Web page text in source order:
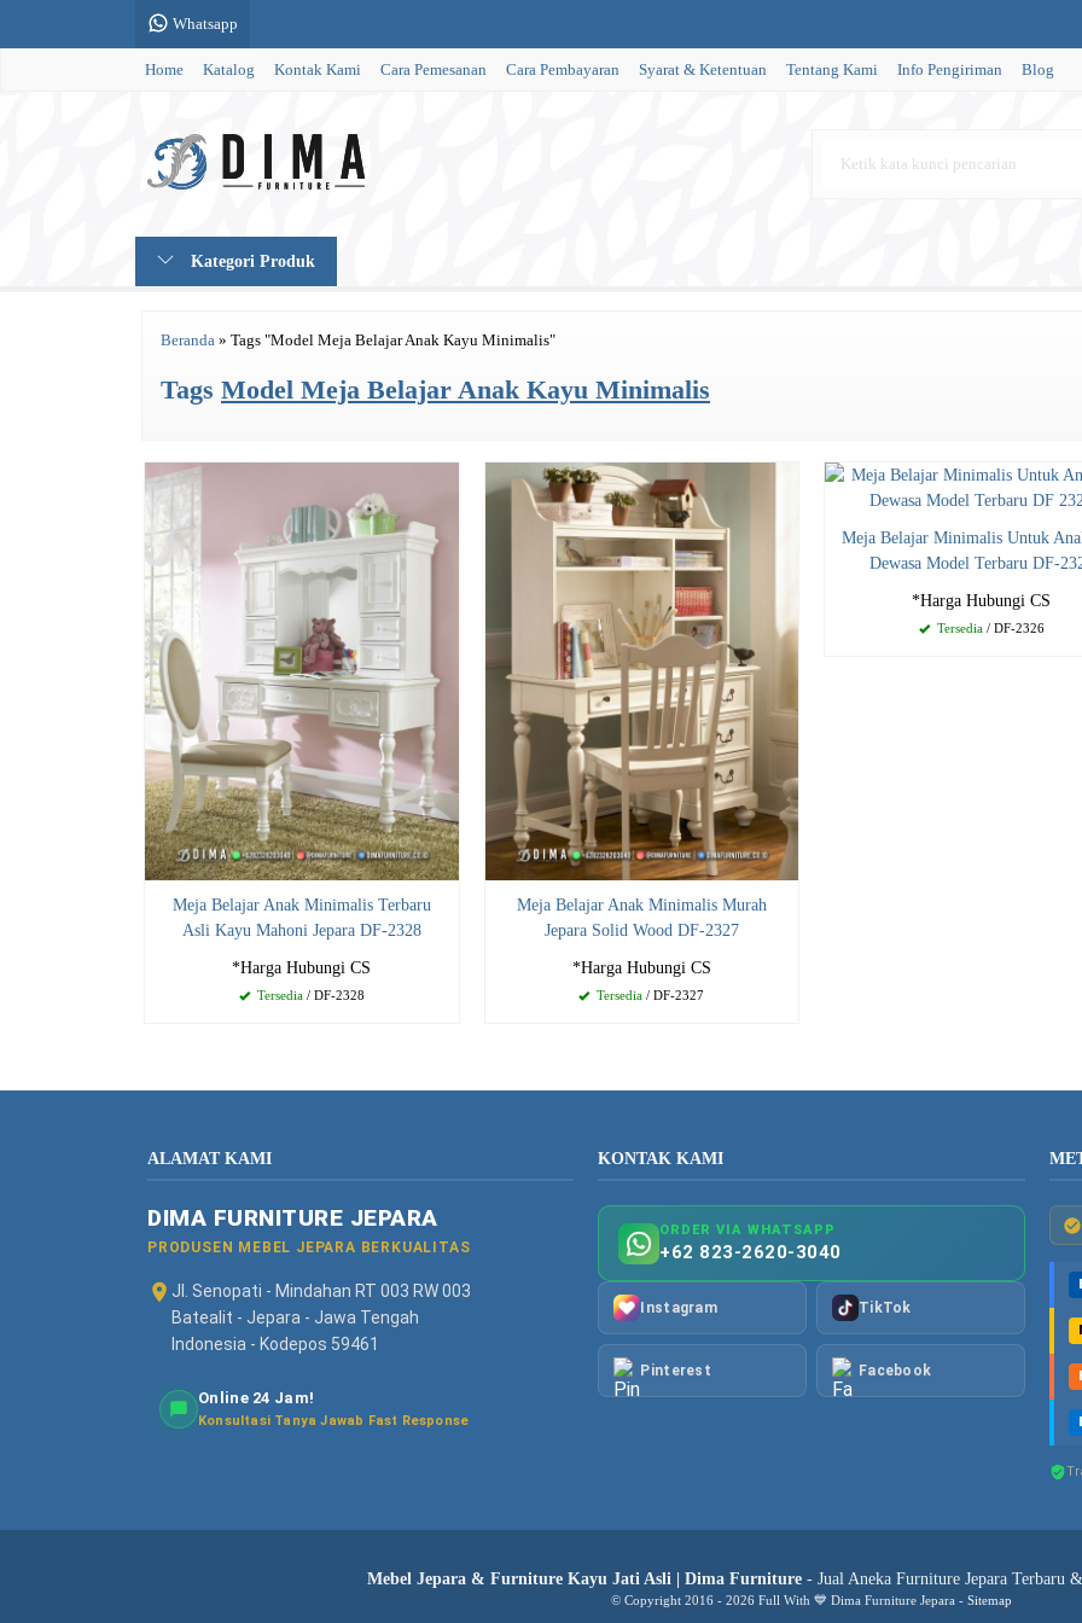
Whatsapp
Home Katalog Kontak Kami Cara Pemesanan Cara Pembayaran Syarat & Ketentuan Tentang Kami Info Pengiriman Blog
Kategori Produk
Beranda » Tags "Model Meja Belajar Anak Kayu Minimalis"
Tags Model Meja Belajar Anak Kayu Minimalis
Meja Belajar Anak Minimalis Terbaru
Asli Kayu Mahoni Jepara DF-2328
*Harga Hubungi CS
Tersedia/ DF-2328
Meja Belajar Anak Minimalis Murah
Jepara Solid Wood DF-2327
*Harga Hubungi CS
Tersedia / DF-2327
Meja Belajar Minimalis Untuk
Dewasa Model Terbaru DF-
*Harga Hubungi CS
Tersedia/ DF-2326
ALAMAT KAMI
DIMA FURNITURE JEPARA
PRODUSEN MEBEL JEPARA BERKUALITAS
Jl. Senopati - Mindahan RT 003 RW 003
Batealit - Jepara - Jawa Tengah
Indonesia - Kodepos 59461
Online 24 Jam!
Konsultasi Tanya Jawab Fast Response
KONTAK KAMI
ORDER VIA WHATSAPP
+62 823-2620-3040
Instagram TikTok
Pinterest Facebook
Mebel Jepara & Furniture Kayu Jati Asli | Dima Furniture- Jual Aneka Furniture Jepara Terbaru
© Copyright 2016 - 2026 Full With 💙 Dima Furniture Jepara - Sitemap